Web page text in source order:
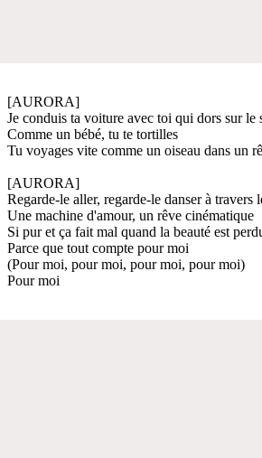
[AURORA]
Je conduis ta voiture avec toi qui dors sur le
Comme un bébé, tu te tortilles
Tu voyages vite comme un oiseau dans un
[AURORA]
Regarde-le aller, regarde-le danser à travers
Une machine d'amour, un rêve cinématique
Si pur et ça fait mal quand la beauté est
Parce que tout compte pour moi
(Pour moi, pour moi, pour moi, pour moi)
Pour moi